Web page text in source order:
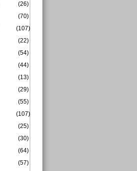
(26)
(70)
(107)
(22)
(54)
(44)
(13)
(29)
(55)
(107)
(25)
(30)
(64)
(57)